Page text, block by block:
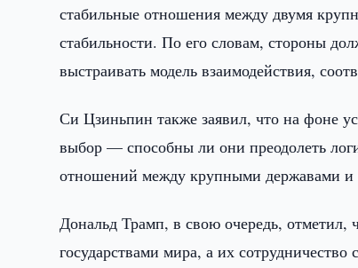
стабильные отношения между двумя
стабильности. По его словам, стороны
выстраивать модель взаимодействия,
Си Цзиньпин также заявил, что на фоне
выбор — способны ли они преодолеть
отношений между крупными державами и
Дональд Трамп, в свою очередь,
государствами мира, а их